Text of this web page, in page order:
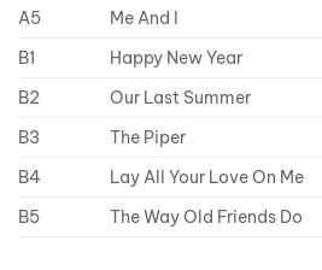
A5
Me And I
B1
Happy New Year
B2
Our Last Summer
B3
The Piper
B4
Lay All Your Love On Me
B5
The Way Old Friends Do